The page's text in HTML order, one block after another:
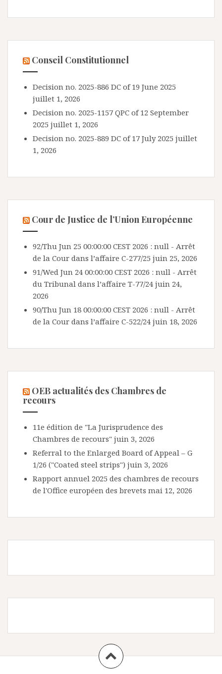
Conseil Constitutionnel
Decision no. 2025-886 DC of 19 June 2025
juillet 1, 2026
Decision no. 2025-1157 QPC of 12 September
2025 juillet 1, 2026
Decision no. 2025-889 DC of 17 July 2025 juillet
1, 2026
Cour de Justice de l’Union Européenne
92/Thu Jun 25 00:00:00 CEST 2026 : null - Arrêt
de la Cour dans l’affaire C-277/25 juin 25, 2026
91/Wed Jun 24 00:00:00 CEST 2026 : null - Arrêt
du Tribunal dans l’affaire T-77/24 juin 24,
2026
90/Thu Jun 18 00:00:00 CEST 2026 : null - Arrêt
de la Cour dans l’affaire C-522/24 juin 18, 2026
OEB actualités des Chambres de
recours
11e édition de "La Jurisprudence des
Chambres de recours" juin 3, 2026
Referral to the Enlarged Board of Appeal – G
1/26 ("Coated steel strips") juin 3, 2026
Rapport annuel 2025 des chambres de recours
de l'Office européen des brevets mai 12, 2026